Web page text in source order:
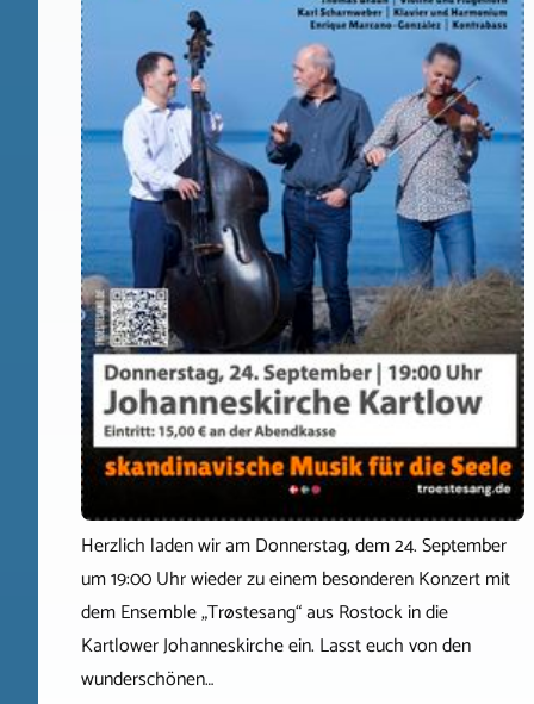
Herzlich laden wir am Donnerstag, dem 24. September
um 19:00 Uhr wieder zu einem besonderen Konzert mit
dem Ensemble „Trøstesang“ aus Rostock in die
Kartlower Johanneskirche ein. Lasst euch von den
wunderschönen…